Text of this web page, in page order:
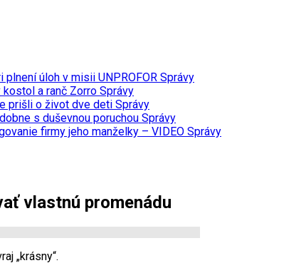
úloh v misii UNPROFOR Správy
kostol a ranč Zorro Správy
prišli o život dve deti Správy
s duševnou poruchou Správy
firmy jeho manželky – VIDEO Správy
vlastnú promenádu
„krásny“.